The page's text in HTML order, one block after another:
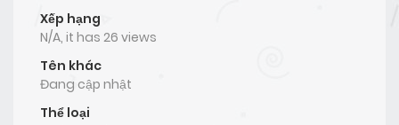
Xếp hạng
N/A, it has 26 views
Tên khác
Đang cập nhật
Thể loại